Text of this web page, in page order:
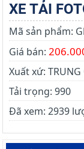
XE TẢI
Mã sản phẩm:
Giá bán:
Xuất xứ:
Tải trọng: 990
Đã xem: 2939